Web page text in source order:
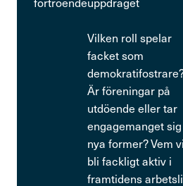
Vilken roll spelar
facket som
demokratifostrare?
Är föreningar på
utdöende eller tar
engagemanget sig
nya former? Vem
bli fackligt aktiv i
framtidens